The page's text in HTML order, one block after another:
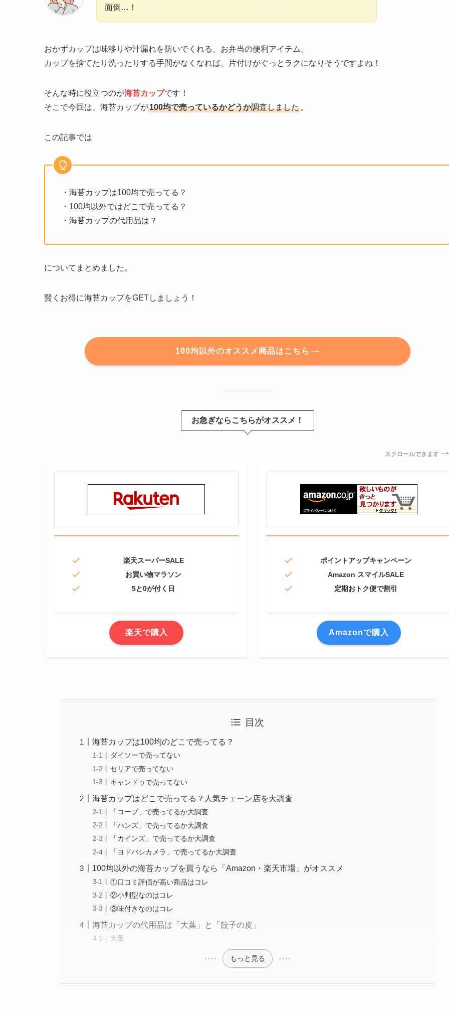
面倒…！
おかずカップは味移りや汁漏れを防いでくれる、お弁当の便利アイテム。
カップを捨てたり洗ったりする手間がなくなれば、片付けがぐっとラクになりそうですよね！
そんな時に役立つのが海苔カップです！
そこで今回は、海苔カップが100均で売っているかどうか調査しました 。
この記事では
・海苔カップは100均で売ってる？
・100均以外ではどこで売ってる？
・海苔カップの代用品は？
についてまとめました。
賢くお得に海苔カップをGETしましょう！
100均以外のオススメ商品はこちら
お急ぎならこちらがオススメ！
スクロールできます
楽天スーパーSALE
お買い物マラソン
5と0が付く日
楽天で購入
ポイントアップキャンペーン
Amazon スマイルSALE
定期おトク便で割引
Amazonで購入
目次
海苔カップは100均のどこで売ってる？
ダイソーで売ってない
セリアで売ってない
キャンドゥで売ってない
海苔カップはどこで売ってる？人気チェーン店を大調査
「コープ」で売ってるか大調査
「ハンズ」で売ってるか大調査
「カインズ」で売ってるか大調査
「ヨドバシカメラ」で売ってるか大調査
100均以外の海苔カップを買うなら「Amazon・楽天市場」がオススメ
①口コミ評価が高い商品はコレ
②小判型なのはコレ
③味付きなのはコレ
海苔カップの代用品は「大葉」と「餃子の皮」
大葉
もっと見る